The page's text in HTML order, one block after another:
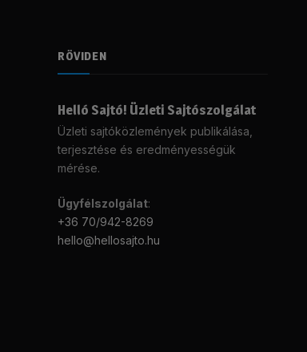
RÖVIDEN
Helló Sajtó! Üzleti Sajtószolgálat
Üzleti sajtóközlemények publikálása,
terjesztése és eredményességük
mérése.
Ügyfélszolgálat:
+36 70/942-8269
hello@hellosajto.hu